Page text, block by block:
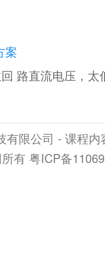
案
路直流电压，
有限公司 - 课程
有 粤ICP备